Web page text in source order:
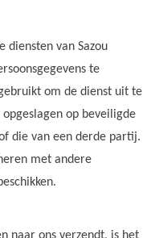
diensten van Sazou
te
om de dienst uit te
op beveiligde
die van een derde partij.
met andere